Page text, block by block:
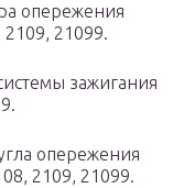
опережения
21099.
зажигания
опережения
2109, 21099.